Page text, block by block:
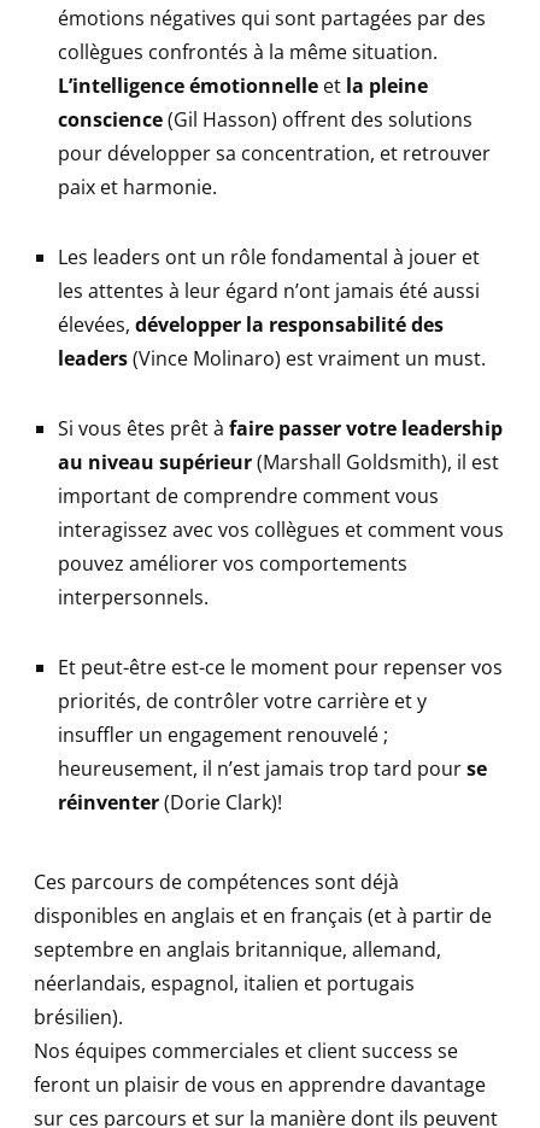
émotions négatives qui sont partagées par des
collègues confrontés à la même situation.
L’intelligence émotionnelle et la pleine
conscience(Gil Hasson) offrent des solutions
pour développer sa concentration, et retrouver
paix et harmonie.
Les leaders ont un rôle fondamental à jouer et
les attentes à leur égard n’ont jamais été aussi
élevées, développer la responsabilité des
leaders(Vince Molinaro) est vraiment un must.
Si vous êtes prêt à faire passer votre leadership
au niveau supérieur(Marshall Goldsmith), il est
important de comprendre comment vous
interagissez avec vos collègues et comment vous
pouvez améliorer vos comportements
interpersonnels.
Et peut-être est-ce le moment pour repenser vos
priorités, de contrôler votre carrière et y
insuffler un engagement renouvelé ;
heureusement, il n’est jamais trop tard pourse
réinventer(Dorie Clark)!
Ces parcours de compétences sont déjà
disponibles en anglais et en français (et à partir de
septembre en anglais britannique, allemand,
néerlandais, espagnol, italien et portugais
brésilien).
Nos équipes commerciales et client success se
feront un plaisir de vous en apprendre davantage
sur ces parcours et sur la manière dont ils peuvent